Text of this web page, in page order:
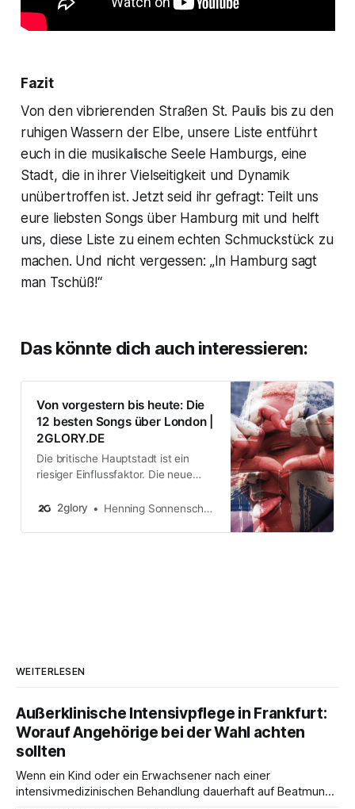
Fazit
Von den vibrierenden Straßen St. Paulis bis zu den
ruhigen Wassern der Elbe, unsere Liste entführt
euch in die musikalische Seele Hamburgs, eine
Stadt, die in ihrer Vielseitigkeit und Dynamik
unübertroffen ist. Jetzt seid ihr gefragt: Teilt uns
eure liebsten Songs über Hamburg mit und helft
uns, diese Liste zu einem echten Schmuckstück zu
machen. Und nicht vergessen: „In Hamburg sagt
man Tschüß!“
Das könnte dich auch interessieren:
Von vorgestern bis heute: Die
12 besten Songs über London |
2GLORY.DE
Die britische Hauptstadt ist ein
riesiger Einflussfaktor. Die neue
Hamzaa hat den Songs über
hinzugefügt.
2glory Henning Sonnenschein
WEITERLESEN
Außerklinische Intensivpflege in Frankfurt:
Worauf Angehörige bei der Wahl achten
sollten
Wenn ein Kind oder ein Erwachsener nach einer
intensivmedizinischen Behandlung dauerhaft auf Beatmung